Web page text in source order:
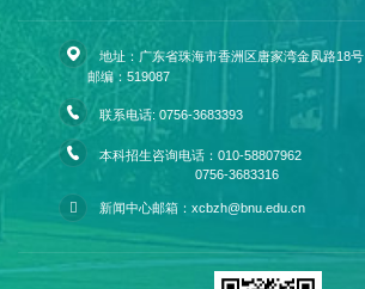
地址：广东省珠海市香洲区唐家湾金凤路18号
邮编：519087
联系电话: 0756-3683393
本科招生咨询电话：010-58807962
0756-3683316
新闻中心邮箱：xcbzh@bnu.edu.cn